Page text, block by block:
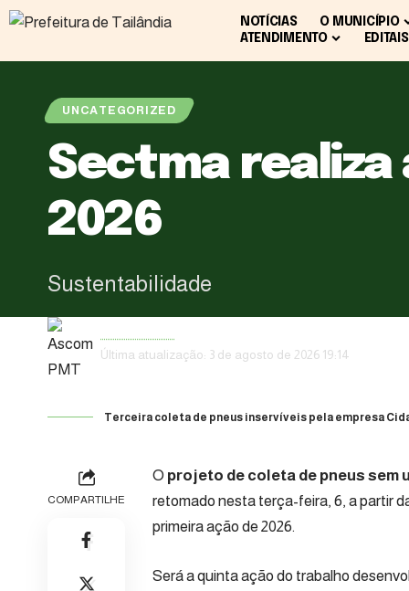
NOTÍCIAS O MUNICÍPIO
ATENDIMENTO
EDITAIS
UNCATEGORIZED
Sectma
2026
Sustentabilidade
Última atualização: 3 de agosto de 2026 19:14
Terceira coleta de pneus inservíveis pela empresa
COMPARTILHE
O projeto de coleta de pneus sem
retomado nesta terça-feira, 6, a partir
primeira ação de 2026.
Será a quinta ação do trabalho